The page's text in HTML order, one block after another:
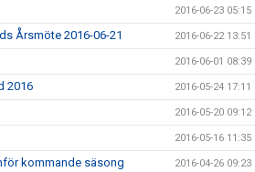
2016-06-23 05:15
Årsmöte 2016-06-21 2016-06-22 13:51
2016-06-01 08:39
2016 2016-05-24 17:11
2016-05-20 09:12
2016-05-16 11:35
kommande säsong 2016-04-26 09:23